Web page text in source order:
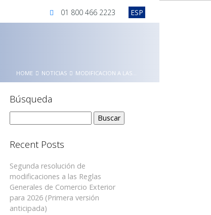
ESP
01 800 466 2223
HOME NOTICIAS MODIFICACION A LAS...
Búsqueda
Recent Posts
Segunda resolución de
modificaciones a las Reglas
Generales de Comercio Exterior
para 2026 (Primera versión
anticipada)